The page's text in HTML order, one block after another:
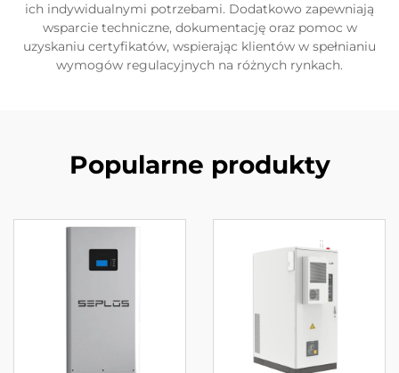
ich indywidualnymi potrzebami. Dodatkowo zapewniają
wsparcie techniczne, dokumentację oraz pomoc w
uzyskaniu certyfikatów, wspierając klientów w spełnianiu
wymogów regulacyjnych na różnych rynkach.
Popularne produkty